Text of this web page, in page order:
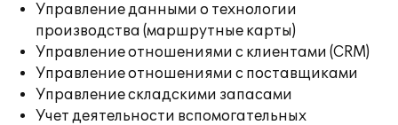
Управление данными о технологии
производства (маршрутные карты)
Управление отношениями с клиентами (CRM)
Управление отношениями с поставщиками
Управление складскими запасами
Учет деятельности вспомогательных